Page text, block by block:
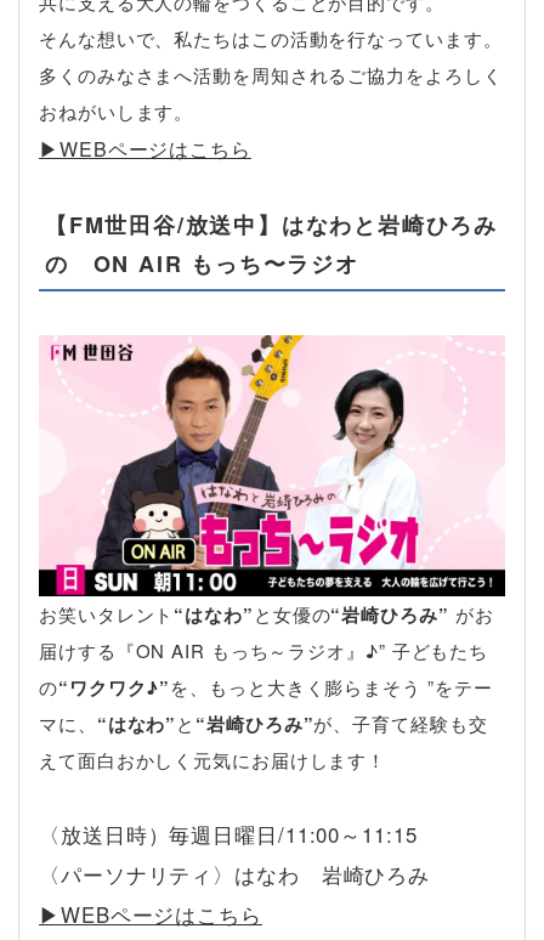
そんな想いで、私たちはこの活動を行なっています。
多くのみなさまへ活動を周知されるご協力をよろしく
おねがいします。
▶︎WEBページはこちら
【FM世田谷/放送中】はなわと岩崎ひろみ
の ON AIR もっち〜ラジオ
お笑いタレント “はなわ”と女優の“岩崎ひろみ” がお
届けする『ON AIR もっち～ラジオ』♪” 子どもたち
の“ワクワク♪”を、もっと大きく膨らまそう ”をテー
マに、 “はなわ”と “岩崎ひろみ”が、子育て経験も交
えて面白おかしく元気にお届けします！
〈放送日時）毎週日曜日/11:00～11:15
〈パーソナリティ〉はなわ 岩崎ひろみ
▶︎WEBページはこちら